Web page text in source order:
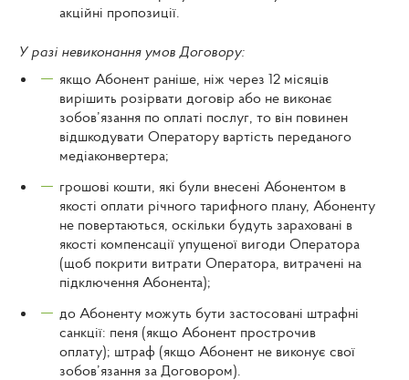
акційні пропозиції.
У разі невиконання умов Договору:
якщо Абонент раніше, ніж через 12 місяців
вирішить розірвати договір або не виконає
зобов’язання по оплаті послуг, то він повинен
відшкодувати Оператору вартість переданого
медіаконвертера;
грошові кошти, які були внесені Абонентом в
якості оплати річного тарифного плану, Абоненту
не повертаються, оскільки будуть зараховані в
якості компенсації упущеної вигоди Оператора
(щоб покрити витрати Оператора, витрачені на
підключення Абонента);
до Абоненту можуть бути застосовані штрафні
санкції: пеня (якщо Абонент прострочив
оплату); штраф (якщо Абонент не виконує свої
зобов’язання за Договором).